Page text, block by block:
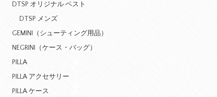
DTSP オリジナル ベスト
DTSP メンズ
GEMINI（シューティング用品）
NEGRINI（ケース・バッグ）
PILLA
PILLA アクセサリー
PILLA ケース